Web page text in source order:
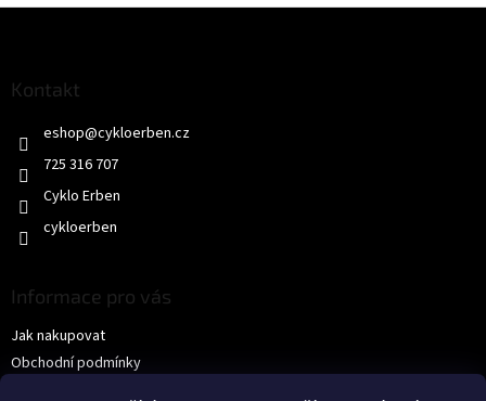
Kontakt
eshop@cykloerben.cz
725 316 707
Cyklo Erben
cykloerben
Informace pro vás
Jak nakupovat
Obchodní podmínky